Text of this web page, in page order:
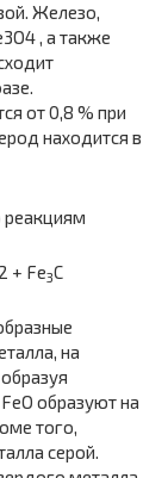
Железо,
, а также
от 0,8 % при
находится в
реакциям
+ Fe3C
на
образуют на
того,
серой.